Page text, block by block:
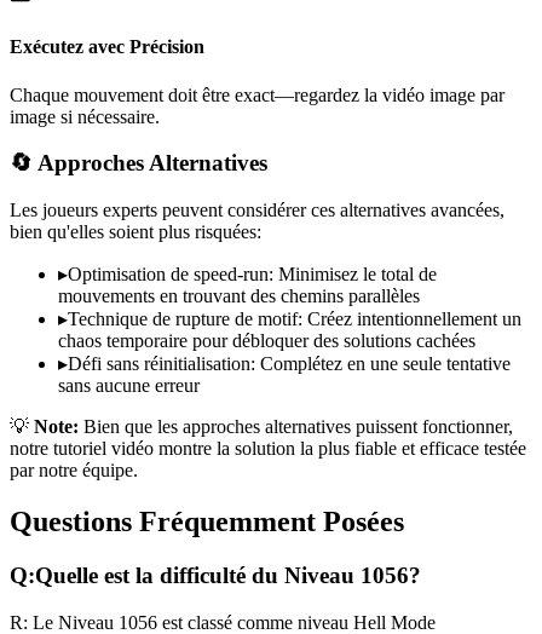
Exécutez avec Précision
Chaque mouvement doit être exact—regardez la vidéo image par
image si nécessaire.
🔄 Approches Alternatives
Les joueurs experts peuvent considérer ces alternatives avancées,
bien qu'elles soient plus risquées:
▸Optimisation de speed-run: Minimisez le total de
mouvements en trouvant des chemins parallèles
▸Technique de rupture de motif: Créez intentionnellement un
chaos temporaire pour débloquer des solutions cachées
▸Défi sans réinitialisation: Complétez en une seule tentative
sans aucune erreur
💡 Note: Bien que les approches alternatives puissent fonctionner,
notre tutoriel vidéo montre la solution la plus fiable et efficace testée
par notre équipe.
Questions Fréquemment Posées
Q:Quelle est la difficulté du Niveau 1056?
R: Le Niveau 1056 est classé comme niveau Hell Mode